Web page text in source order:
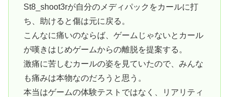
St8_shoot3rが自分のメディパックをカールに打
ち、助けると傷は元に戻る。
こんなに痛いのならば、ゲームじゃないとカール
が嘆きはじめゲームからの離脱を提案する。
激痛に苦しむカールの姿を見ていたので、みんな
も痛みは本物なのだろうと思う。
本当はゲームの体験テストではなく、リアリティ